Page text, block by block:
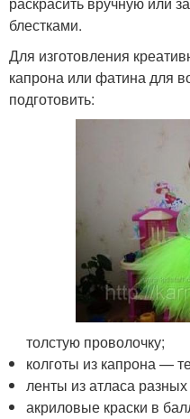
блестками.
Для изготовления
капрона или фатина для
подготовить:
толстую проволочку;
колготы из капрона —
ленты из атласа разных
акриловые краски в